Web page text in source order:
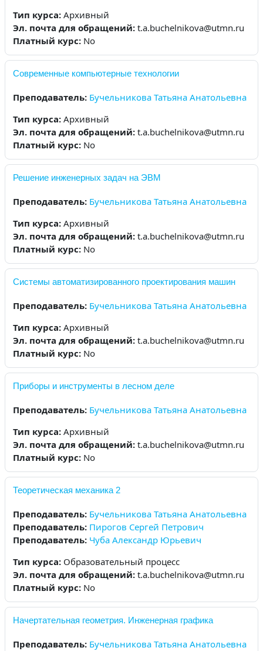
Тип курса: Архивный
Эл. почта для обращений: t.a.buchelnikova@utmn.ru
Платный курс: No
Современные компьютерные технологии
Преподаватель: Бучельникова Татьяна Анатольевна
Тип курса: Архивный
Эл. почта для обращений: t.a.buchelnikova@utmn.ru
Платный курс: No
Решение инженерных задач на ЭВМ
Преподаватель: Бучельникова Татьяна Анатольевна
Тип курса: Архивный
Эл. почта для обращений: t.a.buchelnikova@utmn.ru
Платный курс: No
Системы автоматизированного проектирования машин
Преподаватель: Бучельникова Татьяна Анатольевна
Тип курса: Архивный
Эл. почта для обращений: t.a.buchelnikova@utmn.ru
Платный курс: No
Приборы и инструменты в лесном деле
Преподаватель: Бучельникова Татьяна Анатольевна
Тип курса: Архивный
Эл. почта для обращений: t.a.buchelnikova@utmn.ru
Платный курс: No
Теоретическая механика 2
Преподаватель: Бучельникова Татьяна Анатольевна
Преподаватель: Пирогов Сергей Петрович
Преподаватель: Чуба Александр Юрьевич
Тип курса: Образовательный процесс
Эл. почта для обращений: t.a.buchelnikova@utmn.ru
Платный курс: No
Начертательная геометрия. Инженерная графика
Преподаватель: Бучельникова Татьяна Анатольевна